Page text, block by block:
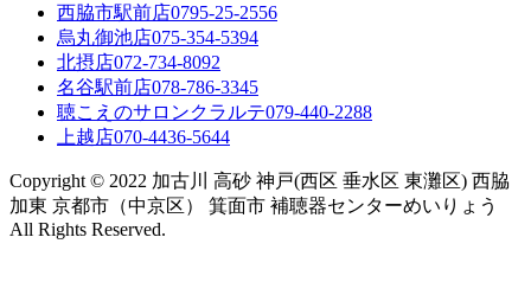
西脇市駅前店0795-25-2556
烏丸御池店075-354-5394
北摂店072-734-8092
名谷駅前店078-786-3345
聴こえのサロンクラルテ079-440-2288
上越店070-4436-5644
Copyright © 2022 加古川 高砂 神戸(西区 垂水区 東灘区) 西脇
加東 京都市（中京区） 箕面市 補聴器センターめいりょう
All Rights Reserved.